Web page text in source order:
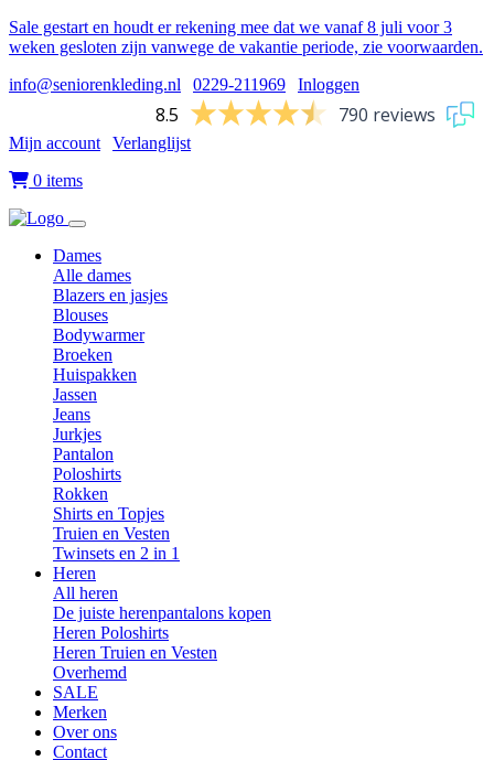
Sale gestart en houdt er rekening mee dat we vanaf 8 juli voor 3
weken gesloten zijn vanwege de vakantie periode, zie voorwaarden.
info@seniorenkleding.nl
0229-211969 Inloggen
8.5 790 reviews
Mijn account Verlanglijst
0 items
Dames
Alle dames
Blazers en jasjes
Blouses
Bodywarmer
Broeken
Huispakken
Jassen
Jeans
Jurkjes
Pantalon
Poloshirts
Rokken
Shirts en Topjes
Truien en Vesten
Twinsets en 2 in 1
Heren
All heren
De juiste herenpantalons kopen
Heren Poloshirts
Heren Truien en Vesten
Overhemd
SALE
Merken
Over ons
Contact